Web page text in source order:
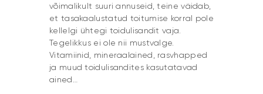
võimalikult suuri annuseid, teine väidab,
et tasakaalustatud toitumise korral pole
kellelgi ühtegi toidulisandit vaja.
Tegelikkus ei ole nii mustvalge.
Vitamiinid, mineraalained, rasvhapped
ja muud toidulisandites kasutatavad
ained…